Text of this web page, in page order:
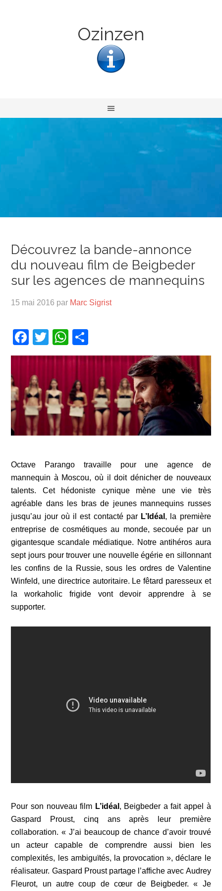
Ozinzen
Découvrez la bande-annonce
du nouveau film de Beigbeder
sur les agences de mannequins
15 mai 2016 par Marc Sigrist
Facebook
TwitterWhatsApp
Octave Parango travaille pour une agence de
mannequin à Moscou, où il doit dénicher de nouveaux
talents. Cet hédoniste cynique mène une vie très
agréable dans les bras de jeunes mannequins russes
jusqu’au jour où il est contacté par L’Idéal , la première
entreprise de cosmétiques au monde, secouée par un
gigantesque scandale médiatique. Notre antihéros aura
sept jours pour trouver une nouvelle égérie en sillonnant
les confins de la Russie, sous les ordres de Valentine
Winfeld, une directrice autoritaire. Le fêtard paresseux et
la workaholic frigide vont devoir apprendre à se
supporter.
Pour son nouveau film L’idéal , Beigbeder a fait appel à
Gaspard Proust, cinq ans après leur première
collaboration. « J’ai beaucoup de chance d’avoir trouvé
un acteur capable de comprendre aussi bien les
complexités, les ambiguïtés, la provocation », déclare le
réalisateur. Gaspard Proust partage l’affiche avec Audrey
Fleurot, un autre coup de cœur de Beigbeder. « Je